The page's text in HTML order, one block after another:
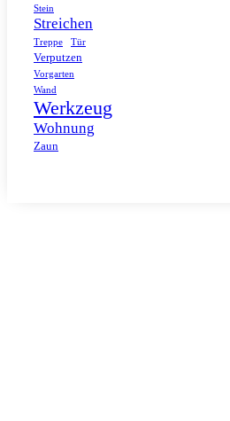
Stein
Streichen
Treppe Tür
Verputzen
Vorgarten
Wand
Werkzeug
Wohnung
Zaun